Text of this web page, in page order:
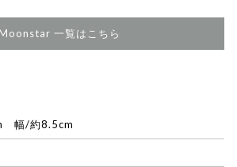
Moonstar 一覧はこちら
幅/約8.5cm